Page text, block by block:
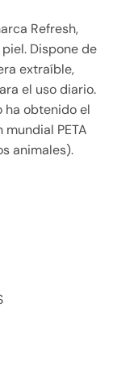
Refresh,
Dispone de
extraíble,
el uso diario.
ha obtenido el
PETA
animales).